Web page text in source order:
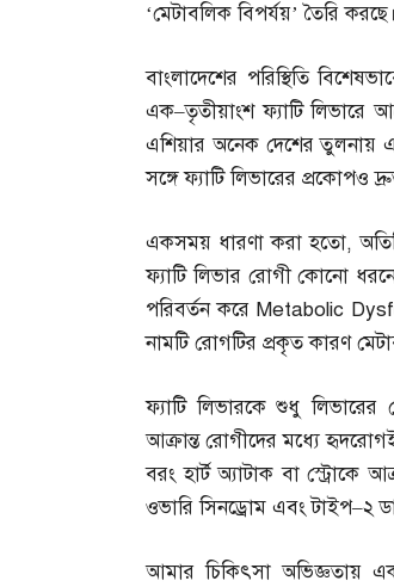
‘মেটাবলিক বিপর্যয়’ তৈরি
বাংলাদেশের পরিস্থিতি
এক–তৃতীয়াংশ ফ্যাটি লিভারে
এশিয়ার অনেক দেশের তুলনায়
সঙ্গে ফ্যাটি লিভারের প্রকোপও
একসময় ধারণা করা হতো,
ফ্যাটি লিভার রোগী কোনো
পরিবর্তন করে Metabolic
নামটি রোগটির প্রকৃত কারণ
ফ্যাটি লিভারকে শুধু
আক্রান্ত রোগীদের মধ্যে
বরং হার্ট অ্যাটাক বা স্ট্রোকে
ওভারি সিনড্রোম এবং টাইপ–২
আমার চিকিৎসা অভিজ্ঞতায়